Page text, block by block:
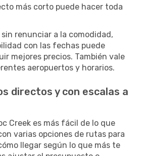
más corto puede hacer toda
renunciar a la comodidad,
con las fechas puede
mejores precios. También vale
aeropuertos y horarios.
directos y con escalas a
Creek es más fácil de lo que
varias opciones de rutas para
llegar según lo que más te